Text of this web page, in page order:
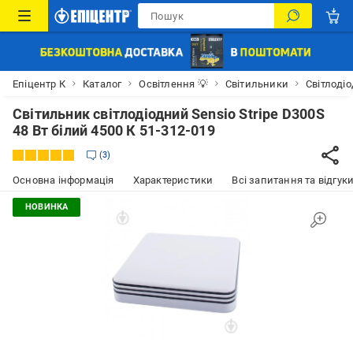
Епіцентр К Каталог Освітлення 💡 Світильники
Світильник світлодіодний Sensio Stripe D300S
48 Вт білий 4500 К 51-312-019
3
Основна інформація Характеристики Всі запитання та